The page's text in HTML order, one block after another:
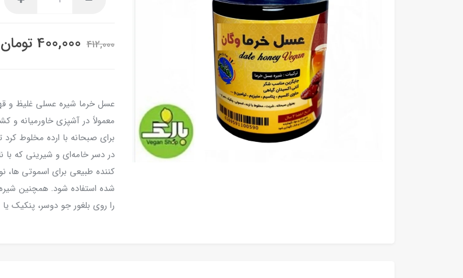
412,000
400,000 تومان
عسل خرما شیره عسلی غلیظ و
معمولاً در آشپزی خاورمیانه و
برای صبحانه با ارده مخلوط
در دسر خامه‌ای و شیرینی که
کننده طبیعی برای اسموتی ها،
شده استفاده شود. همچنین
را روی بلغور جو دوسر، پنکیک یا